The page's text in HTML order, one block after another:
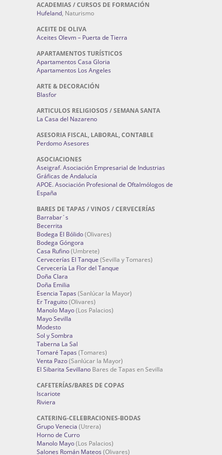
ACADEMIAS / CURSOS DE FORMACIÓN
Hufeland, Naturismo
ACEITE DE OLIVA
Aceites Olevm – Puerta de Tierra
APARTAMENTOS TURÍSTICOS
Apartamentos Casa Gloria
Apartamentos Los Angeles
ARTE & DECORACIÓN
Blasfor
ARTICULOS RELIGIOSOS / SEMANA SANTA
La Casa del Nazareno
ASESORIA FISCAL, LABORAL, CONTABLE
Perdomo Asesores
ASOCIACIONES
Aseigraf. Asociación Empresarial de Industrias
Gráficas de Andalucía
APOE. Asociación Profesional de Oftalmólogos de
España
BARES DE TAPAS / VINOS / CERVECERÍAS
Barrabar´s
Becerrita
Bodega El Bólido(Olivares)
Bodega Góngora
Casa Rufino(Umbrete)
Cervecerías El Tanque (Sevilla y Tomares)
Cervecería La Flor del Tanque
Doña Clara
Doña Emilia
Esencia Tapas (Sanlúcar la Mayor)
Er Traguito(Olivares)
Manolo Mayo(Los Palacios)
Mayo Sevilla
Modesto
Sol y Sombra
Taberna La Sal
Tomaré Tapas (Tomares)
Venta Pazo(Sanlúcar la Mayor)
El Sibarita Sevillano Bares de Tapas en Sevilla
CAFETERÍAS/BARES DE COPAS
Iscariote
Riviera
CATERING-CELEBRACIONES-BODAS
Grupo Venecia (Utrera)
Horno de Curro
Manolo Mayo(Los Palacios)
Salones Román Mateos (Olivares)